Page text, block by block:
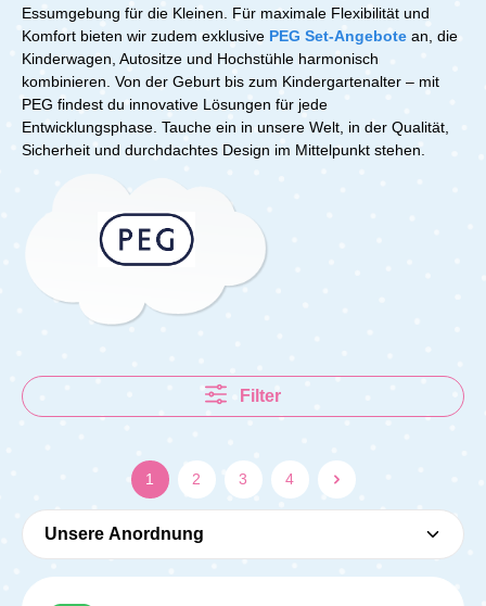
Essumgebung für die Kleinen. Für maximale Flexibilität und
Komfort bieten wir zudem exklusive PEG Set-Angebote an, die
Kinderwagen, Autositze und Hochstühle harmonisch
kombinieren. Von der Geburt bis zum Kindergartenalter – mit
PEG findest du innovative Lösungen für jede
Entwicklungsphase. Tauche ein in unsere Welt, in der Qualität,
Sicherheit und durchdachtes Design im Mittelpunkt stehen.
Filter
1 2 3 4